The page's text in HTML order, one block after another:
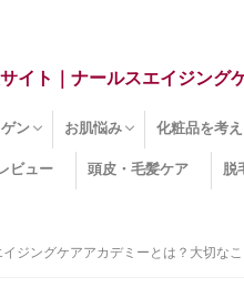
イト｜ナールスエイジング
ン
ンとは？
ン関連成分
お肌悩み
インナードライ肌
くすみ
目の下のクマ
しみ
しわ
顔・頭皮のたるみ
ほうれい線
毛穴
手荒れ
乾燥肌
敏感肌
紫外線ダメージ
薄毛
その他のお肌悩み
化粧品を考
エイジング
化粧水
美容液
保湿クリーム
酵素洗顔
ハンドクリー
フェイスマス
ほうれい線化
コラーゲン化
メイク化粧品
洗顔・クレン
オールイン
その他の化粧
ビュー 頭皮・毛髪ケア 脱
ジングケアアカデミーとは？大切な